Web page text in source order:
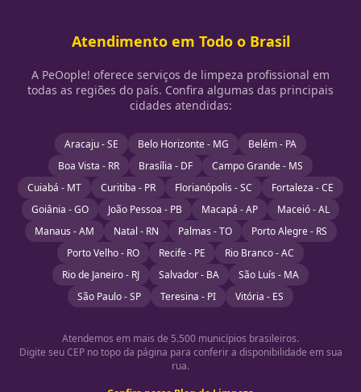
Atendimento em Todo o Brasil
A PeOople! oferece serviços de limpeza profissional em
todas as regiões do país. Confira algumas das principais
cidades atendidas:
Aracaju - SE Belo Horizonte - MG
Belém - PA
Boa Vista - RR
Brasília - DF
Campo Grande - MS
Cuiabá - MT
Curitiba - PR Florianópolis - SC
Fortaleza - CE
Goiânia - GO
João Pessoa - PB Macapá - AP
Maceió - AL
Manaus - AM
Natal - RN Palmas - TO
Porto Alegre - RS
Porto Velho - RO
Recife - PE
Rio Branco - AC
Rio de Janeiro - RJ
Salvador - BA
São Luís - MA
São Paulo - SP
Teresina - PI Vitória - ES
Atendemos em mais de 5.500 municípios brasileiros.
Digite seu CEP no topo da página para conferir a disponibilidade em sua
rua.